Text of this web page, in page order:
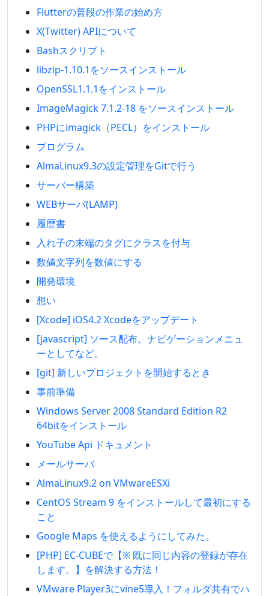
Flutterの普段の作業の始め方
X(Twitter) APIについて
Bashスクリプト
libzip-1.10.1をソースインストール
OpenSSL1.1.1をインストール
ImageMagick 7.1.2-18 をソースインストール
PHPにimagick（PECL）をインストール
プログラム
AlmaLinux9.3の設定管理をGitで行う
サーバー構築
WEBサーバ(LAMP)
履歴書
入れ子の末端のタグにクラスを付与
数値文字列を数値にする
開発環境
想い
[Xcode] iOS4.2 Xcodeをアップデート
[javascript] ソース配布。ナビゲーションメニュ
ーとしてなど。
[git] 新しいプロジェクトを開始するとき
事前準備
Windows Server 2008 Standard Edition R2
64bitをインストール
YouTube Api ドキュメント
メールサーバ
AlmaLinux9.2 on VMwareESXi
CentOS Stream 9 をインストールして最初にする
こと
Google Maps を使えるようにしてみた。
[PHP] EC-CUBEで【※ 既に同じ内容の登録が存在
します。】を解決する方法！
VMware Player3にvine5導入！フォルダ共有でハ